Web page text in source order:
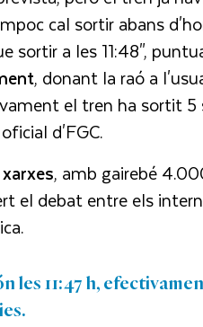
cal sortir abans
sortir a les 11:48",
, donant la raó a
el tren ha sortit 5
d'FGC.
, amb gairebé
el debat entre els
les 11:47 h,